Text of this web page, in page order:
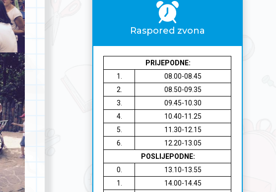
Raspored zvona
PRIJEPODNE:
1.
08.00-08.45
2.
08.50-09.35
3.
09.45-10.30
4.
10.40-11.25
5.
11.30-12.15
6.
12.20-13.05
POSLIJEPODNE:
0.
13.10-13.55
1.
14.00-14.45